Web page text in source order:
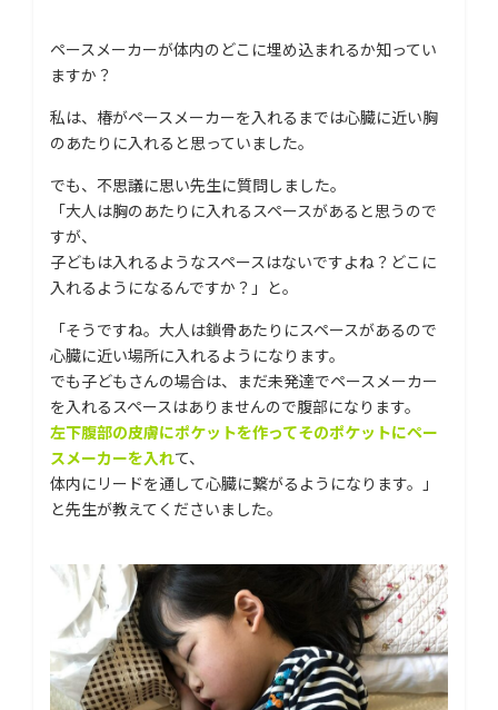
ペースメーカーが体内のどこに埋め込まれるか知ってい
ますか？
私は、椿がペースメーカーを入れるまでは心臓に近い胸
のあたりに入れると思っていました。
でも、不思議に思い先生に質問しました。
「大人は胸のあたりに入れるスペースがあると思うので
すが、
子どもは入れるようなスペースはないですよね？どこに
入れるようになるんですか？」と。
「そうですね。大人は鎖骨あたりにスペースがあるので
心臓に近い場所に入れるようになります。
でも子どもさんの場合は、まだ未発達でペースメーカー
を入れるスペースはありませんので腹部になります。
左下腹部の皮膚にポケットを作ってそのポケットにペー
スメーカーを入れて、
体内にリードを通して心臓に繋がるようになります。」
と先生が教えてくださいました。